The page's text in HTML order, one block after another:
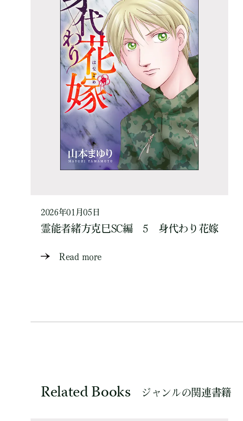
2026年01月05日
霊能者緒方克巳SC編 5 身代わり花嫁
Read more
Related Books ジャンルの関連書籍